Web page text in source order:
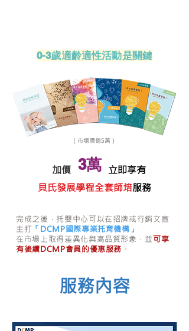
0-3歲適齡適性活動是關鍵
（市場價值5萬）
3萬
加價
立即享有
貝氏發展學程全套師培服務
完成之後，托嬰中心可以在招牌或行銷文宣
主打 「DCMP國際專業托育機構」
在市場上取得差異化與高品質形象，並可享
有後續DCMP會員的優惠服務 。
服務內容